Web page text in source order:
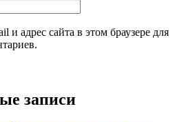
и адрес сайта в этом браузере для
записи